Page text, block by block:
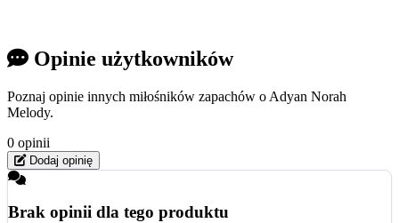
Opinie użytkowników
Poznaj opinie innych miłośników zapachów o Adyan Norah
Melody.
0 opinii
Dodaj opinię
Brak opinii dla tego produktu